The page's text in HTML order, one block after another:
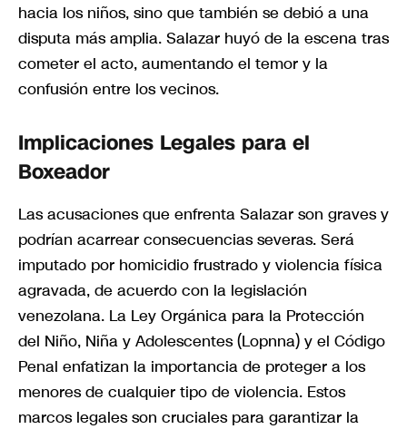
hacia los niños, sino que también se debió a una
disputa más amplia. Salazar huyó de la escena tras
cometer el acto, aumentando el temor y la
confusión entre los vecinos.
Implicaciones Legales para el
Boxeador
Las acusaciones que enfrenta Salazar son graves y
podrían acarrear consecuencias severas. Será
imputado por homicidio frustrado y violencia física
agravada, de acuerdo con la legislación
venezolana. La Ley Orgánica para la Protección
del Niño, Niña y Adolescentes (Lopnna) y el Código
Penal enfatizan la importancia de proteger a los
menores de cualquier tipo de violencia. Estos
marcos legales son cruciales para garantizar la